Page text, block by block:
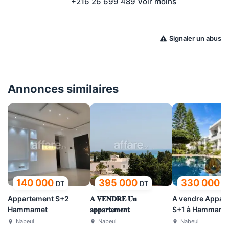
Signaler un abus
Annonces similaires
140 000 DT
Appartement S+2
Hammamet
Nabeul
395 000 DT
𝐀 𝐕𝐄𝐍𝐃𝐑𝐄 𝐔𝐧
𝐚𝐩𝐩𝐚𝐫𝐭𝐞𝐦𝐞𝐧𝐭
Nabeul
330 000
A vendre
S+1 à
Nabeul
›